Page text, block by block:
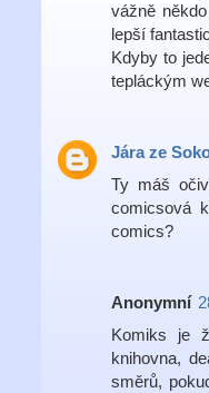
vážně
lepší
Kdyby to
tepláckým
Jára ze
Ty máš
comicsová
comics?
Anonymní
Komiks je
knihovna,
směrů,